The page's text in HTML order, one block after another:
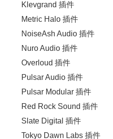
Klevgrand 插件
Metric Halo 插件
NoiseAsh Audio 插件
Nuro Audio 插件
Overloud 插件
Pulsar Audio 插件
Pulsar Modular 插件
Red Rock Sound 插件
Slate Digital 插件
Tokyo Dawn Labs 插件